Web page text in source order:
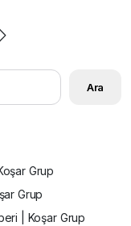
Ara
Grup
Grup
| Koşar Grup